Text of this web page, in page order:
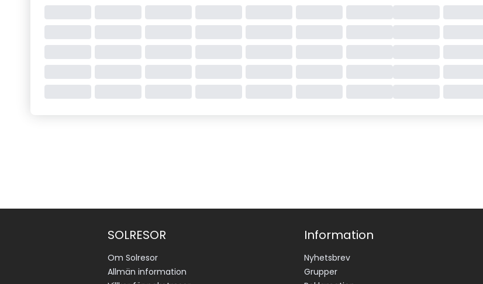
SOLRESOR
Om Solresor
Allmän information
Information
Nyhetsbrev
Grupper